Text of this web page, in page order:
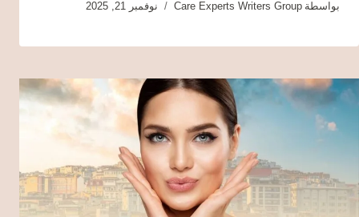
بواسطة Care Experts Writers Group نوفمبر 21, 2025